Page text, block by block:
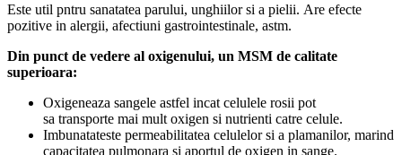
Este util pntru sanatatea parului, unghiilor si a pielii. Are efecte
pozitive in alergii, afectiuni gastrointestinale, astm.
Din punct de vedere al oxigenului, un MSM de calitate
superioara:
Oxigeneaza sangele astfel incat celulele rosii pot
sa transporte mai mult oxigen si nutrienti catre celule.
Imbunatateste permeabilitatea celulelor si a plamanilor, marind
capacitatea pulmonara si aportul de oxigen in sange.